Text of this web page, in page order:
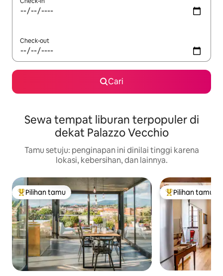
Check-out
Cari
Sewa tempat liburan terpopuler di
dekat Palazzo Vecchio
Tamu setuju: penginapan ini dinilai tinggi karena
lokasi, kebersihan, dan lainnya.
Pilihan tamu terpopuler
Pilihan tamu Pilihan tamu
Pilihan tamu